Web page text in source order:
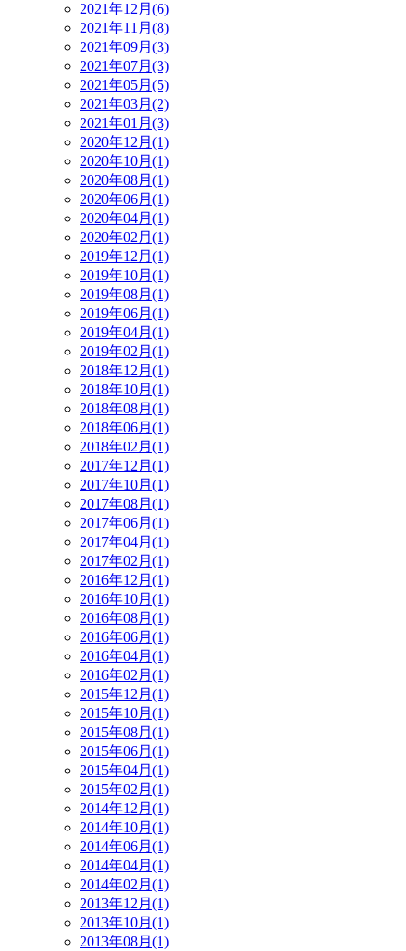
2021年12月(6)
2021年11月(8)
2021年09月(3)
2021年07月(3)
2021年05月(5)
2021年03月(2)
2021年01月(3)
2020年12月(1)
2020年10月(1)
2020年08月(1)
2020年06月(1)
2020年04月(1)
2020年02月(1)
2019年12月(1)
2019年10月(1)
2019年08月(1)
2019年06月(1)
2019年04月(1)
2019年02月(1)
2018年12月(1)
2018年10月(1)
2018年08月(1)
2018年06月(1)
2018年02月(1)
2017年12月(1)
2017年10月(1)
2017年08月(1)
2017年06月(1)
2017年04月(1)
2017年02月(1)
2016年12月(1)
2016年10月(1)
2016年08月(1)
2016年06月(1)
2016年04月(1)
2016年02月(1)
2015年12月(1)
2015年10月(1)
2015年08月(1)
2015年06月(1)
2015年04月(1)
2015年02月(1)
2014年12月(1)
2014年10月(1)
2014年06月(1)
2014年04月(1)
2014年02月(1)
2013年12月(1)
2013年10月(1)
2013年08月(1)